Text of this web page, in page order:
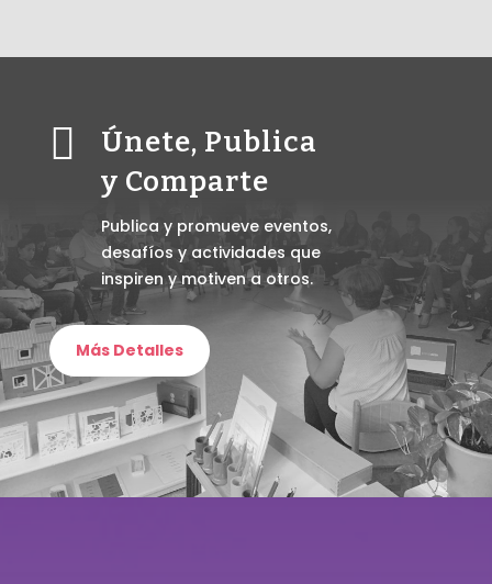

Únete, Publica
y Comparte
Publica y promueve eventos,
desafíos y actividades que
inspiren y motiven a otros.
Más Detalles